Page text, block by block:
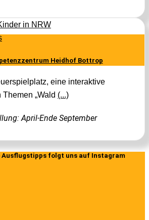
Heidhof Bottrop
eine interaktive
„Wald (...)
April-Ende September
Ausflugstipps folgt uns auf Instagram